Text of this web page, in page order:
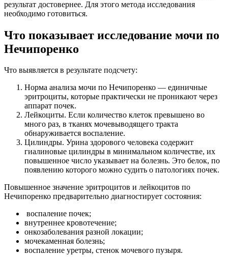
результат достовернее. Для этого метода исследования
необходимо готовиться.
Что показывает исследование мочи по
Нечипоренко
Что выявляется в результате подсчету:
Норма анализа мочи по Нечипоренко — единичные
эритроциты, которые практически не проникают через
аппарат почек.
Лейкоциты. Если количество клеток превышено во
много раз, в тканях мочевыводящего тракта
обнаруживается воспаление.
Цилиндры. Урина здорового человека содержит
гиалиновые цилиндры в минимальном количестве, их
повышенное число указывает на болезнь. Это белок, по
появлению которого можно судить о патологиях почек.
Повышенное значение эритроцитов и лейкоцитов по
Нечипоренко предварительно диагностирует состояния:
воспаление почек;
внутреннее кровотечение;
онкозаболевания разной локации;
мочекаменная болезнь;
воспаление уретры, стенок мочевого пузыря.